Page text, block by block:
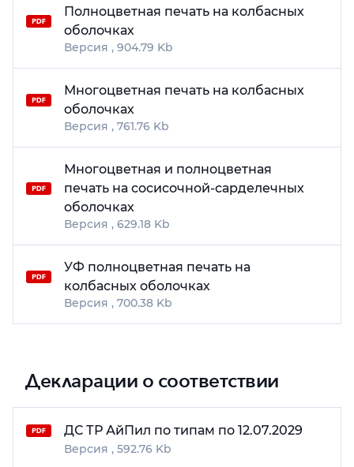
Полноцветная печать на колбасных
оболочках
904.79 Kb
Многоцветная печать на колбасных
оболочках
761.76 Kb
Многоцветная и полноцветная
печать на сосисочной-сарделечных
оболочках
629.18 Kb
УФ полноцветная печать на
колбасных оболочках
700.38 Kb
Декларации о соответствии
ДС ТР АйПил по типам по 12.07.2029
592.76 Kb